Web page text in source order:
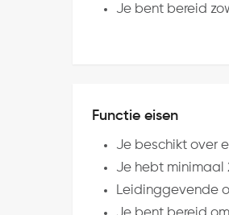
Je bent bereid
Functie eisen
Je beschikt over
Je hebt minimaal
Leidinggevende